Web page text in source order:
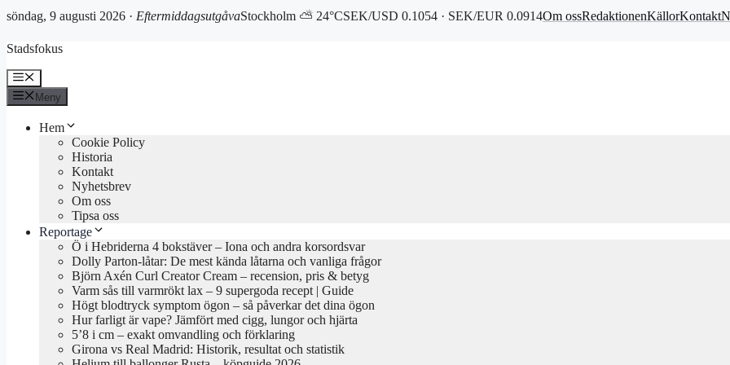
söndag, 9 augusti 2026 · EftermiddagsutgåvaStockholm ⛅ 24°CSEK/USD 0.1054 · SEK/EUR 0.0914Om ossRedaktionenKällorKontakt
till
Stadsfokus
Meny
Meny
Hem
Cookie Policy
Historia
Kontakt
Nyhetsbrev
Om oss
Tipsa oss
Reportage
Ö i Hebriderna 4 bokstäver – Iona och andra korsordsvar
Dolly Parton-låtar: De mest kända låtarna och vanliga frågor
Björn Axén Curl Creator Cream – recension, pris & betyg
Varm sås till varmrökt lax – 9 supergoda recept | Guide
Högt blodtryck symptom ögon – så påverkar det dina ögon
Hur farligt är vape? Jämfört med cigg, lungor och hjärta
5’8 i cm – exakt omvandling och förklaring
Girona vs Real Madrid: Historik, resultat och statistik